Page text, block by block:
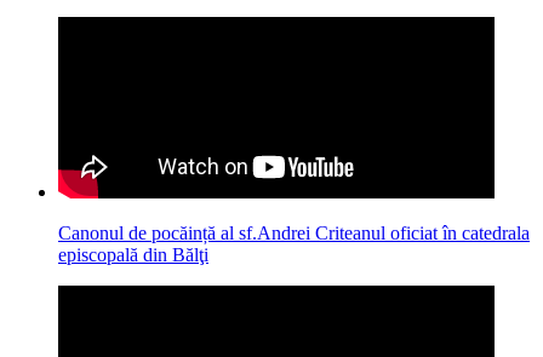
Canonul de pocăință al sf.Andrei Criteanul oficiat în catedrala
episcopală din Bălţi